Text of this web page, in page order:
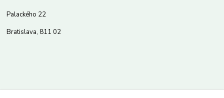
Palackého 22
Bratislava, 811 02